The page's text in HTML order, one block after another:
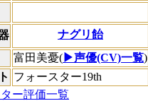
ナグリ飴
富田美憂( ▶声優(CV)一覧)
フォースター19th
ー評価一覧